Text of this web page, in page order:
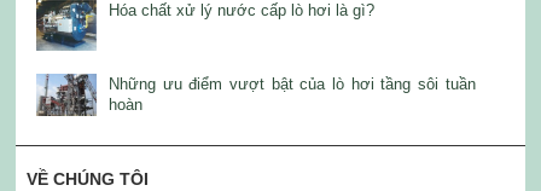
Hóa chất xử lý nước cấp lò hơi là gì?
Những ưu điểm vượt bật của lò hơi tầng sôi tuần
hoàn
VỀ CHÚNG TÔI